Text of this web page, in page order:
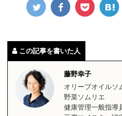
この記事を書いた人
藤野幸子
オリーブオイルソ
野菜ソムリエ
健康管理一般指導